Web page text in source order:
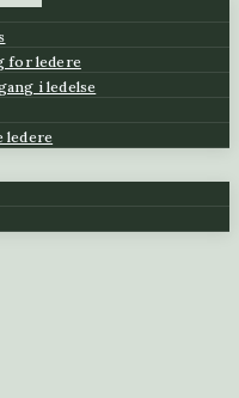
for ledere
i ledelse
ledere